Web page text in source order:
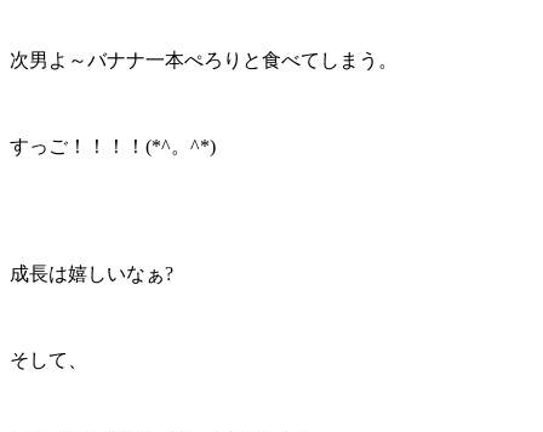
次男よ～バナナ一本ぺろりと食べてしまう。
すっご！！！！(*^。^*)
成長は嬉しいなぁ?
そして、